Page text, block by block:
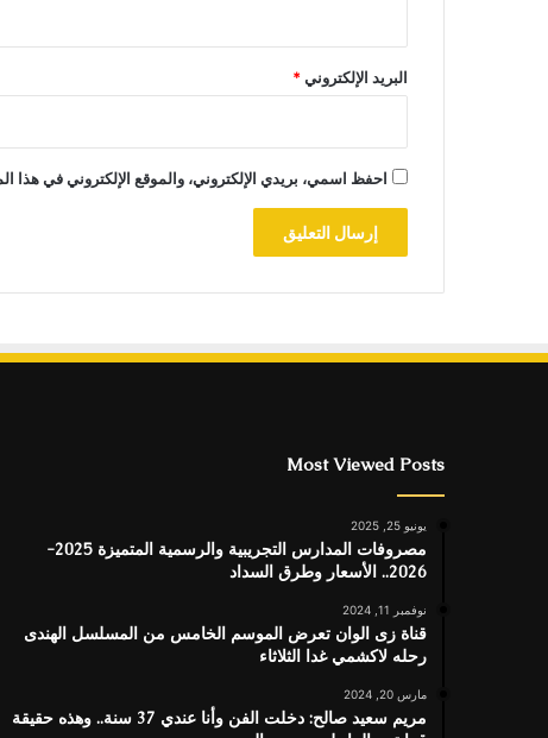
البريد الإلكتروني*
احفظ اسمي، بريدي الإلكتروني، والموقع الإلكتروني في هذا
Most Viewed Posts
يونيو 25, 2025
مصروفات المدارس التجريبية والرسمية المتميزة 2025-
2026.. الأسعار وطرق السداد
نوفمبر 11, 2024
قناة زى الوان تعرض الموسم الخامس من المسلسل الهندى
رحله لاكشمي غدا الثلاثاء
مارس 20, 2024
مريم سعيد صالح: دخلت الفن وأنا عندي 37 سنة.. وهذه حقيقة